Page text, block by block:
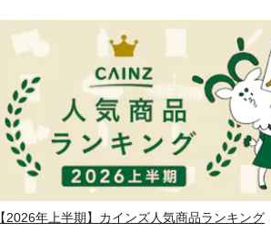
【2026年上半期】カインズ人気商品ランキング